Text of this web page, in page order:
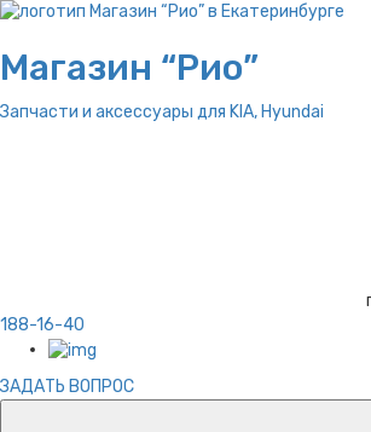
Магазин “Рио”
Запчасти и аксессуары для KIA, Hyundai
188-16-40
ЗАДАТЬ ВОПРОС